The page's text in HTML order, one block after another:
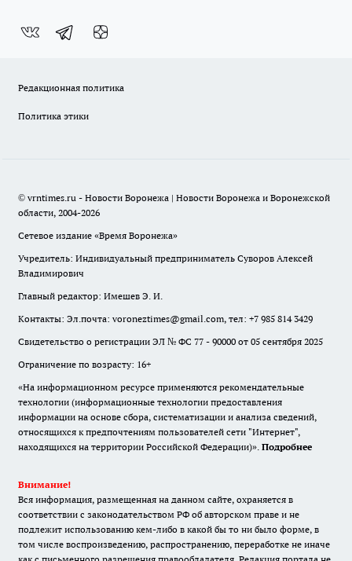
Редакционная политика
Политика этики
© vrntimes.ru - Новости Воронежа | Новости Воронежа и Воронежской
области, 2004-2026
Сетевое издание «Время Воронежа»
Учредитель: Индивидуальный предприниматель Суворов Алексей
Владимирович
Главный редактор: Имешев Э. И.
Контакты: Эл.почта: voroneztimes@gmail.com, тел: +7 985 814 3429
Свидетельство о регистрации ЭЛ № ФС 77 - 90000 от 05 сентября 2025
Ограничение по возрасту: 16+
«На информационном ресурсе применяются рекомендательные
технологии (информационные технологии предоставления
информации на основе сбора, систематизации и анализа сведений,
относящихся к предпочтениям пользователей сети "Интернет",
находящихся на территории Российской Федерации)». Подробнее
Внимание!
Вся информация, размещенная на данном сайте, охраняется в
соответствии с законодательством РФ об авторском праве и не
подлежит использованию кем-либо в какой бы то ни было форме, в
том числе воспроизведению, распространению, переработке не иначе